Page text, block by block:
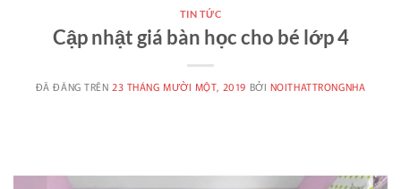
TIN TỨC
Cập nhật giá bàn học cho bé lớp 4
ĐÃ ĐĂNG TRÊN 23 THÁNG MƯỜI MỘT, 2019 BỞI NOITHATTRONGNHA